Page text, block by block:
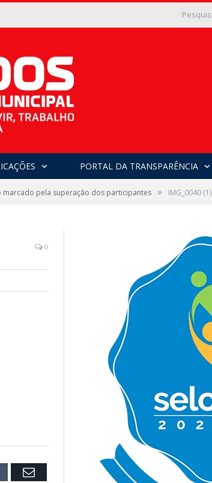
PORTAL DA TRANSPARÊNCIA
marcado pela superação dos participantes » IMG_0040 (1)
0
Email